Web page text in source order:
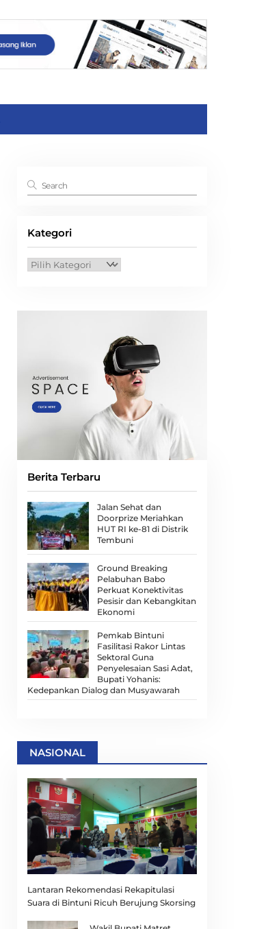
Kategori
Kategori
Berita Terbaru
Jalan Sehat dan
Doorprize Meriahkan
HUT RI ke-81 di Distrik
Tembuni
Ground Breaking
Pelabuhan Babo
Perkuat Konektivitas
Pesisir dan Kebangkitan
Ekonomi
Pemkab Bintuni
Fasilitasi Rakor Lintas
Sektoral Guna
Penyelesaian Sasi Adat,
Bupati Yohanis:
Kedepankan Dialog dan Musyawarah
NASIONAL
Lantaran Rekomendasi Rekapitulasi
Suara di Bintuni Ricuh Berujung Skorsing